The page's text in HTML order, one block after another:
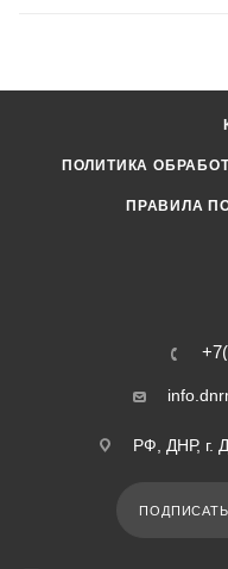
ПОЛИТИКА
ПРАВИЛА
РФ, ДНР, г.